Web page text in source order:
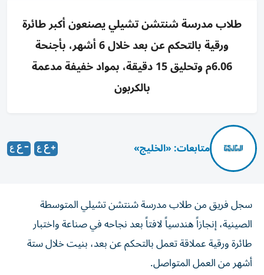
طلاب مدرسة شنتشن تشيلي يصنعون أكبر طائرة
ورقية بالتحكم عن بعد خلال 6 أشهر، بأجنحة
6.06م وتحليق 15 دقيقة، بمواد خفيفة مدعمة
بالكربون
متابعات: «الخليج»
سجل فريق من طلاب مدرسة شنتشن تشيلي المتوسطة
الصينية، إنجازاً هندسياً لافتاً بعد نجاحه في صناعة واختبار
طائرة ورقية عملاقة تعمل بالتحكم عن بعد، بنيت خلال ستة
أشهر من العمل المتواصل.